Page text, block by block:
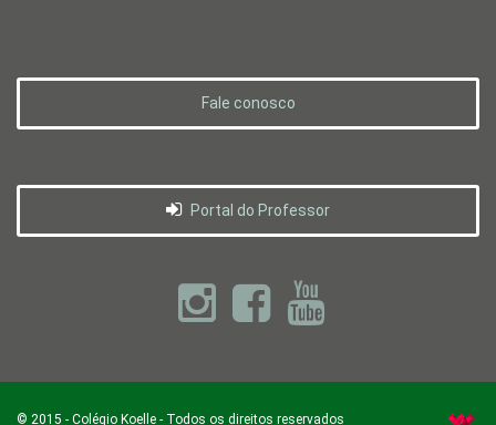
Fale conosco
Portal do Professor
© 2015 - Colégio Koelle - Todos os direitos reservados